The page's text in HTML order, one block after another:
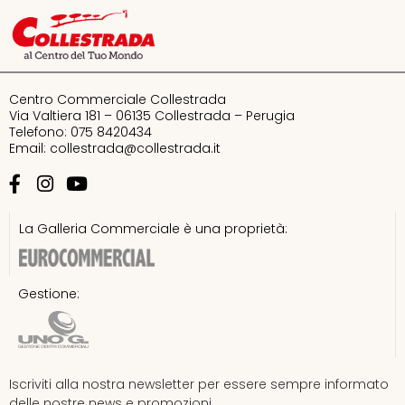
Bandito
Bata
Bershka
Calvin Klein
Chic accent – Samsonite Group
Doppio Malto
Douglas
Equivalenza
Centro Commerciale Collestrada
Via Valtiera 181 – 06135 Collestrada – Perugia
Telefono: 075 8420434
Email: collestrada@collestrada.it
La Galleria Commerciale è una proprietà:
Gestione:
Iscriviti alla nostra newsletter per essere sempre informato